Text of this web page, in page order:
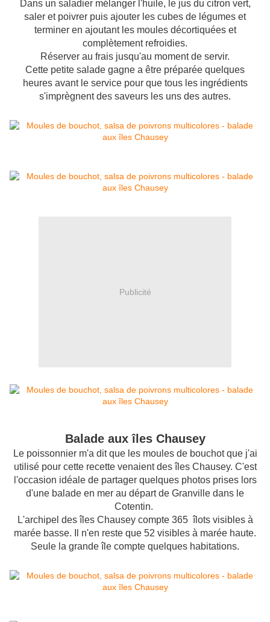
Dans un saladier mélanger l'huile, le jus du citron vert,
saler et poivrer puis ajouter les cubes de légumes et
terminer en ajoutant les moules décortiquées et
complètement refroidies.
Réserver au frais jusqu'au moment de servir.
Cette petite salade gagne a être préparée quelques
heures avant le service pour que tous les ingrédients
s'imprègnent des saveurs les uns des autres.
Publicité
Balade aux îles Chausey
Le poissonnier m'a dit que les moules de bouchot que j'ai
utilisé pour cette recette venaient des îles Chausey. C'est
l'occasion idéale de partager quelques photos prises lors
d'une balade en mer au départ de Granville dans le
Cotentin.
L'archipel des îles Chausey compte 365 îlots visibles à
marée basse. Il n'en reste que 52 visibles à marée haute.
Seule la grande île compte quelques habitations.